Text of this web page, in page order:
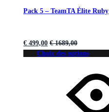
Pack 5 – TeamTA Élite Ruby
€ 499,00 €1689,00
Choix des options